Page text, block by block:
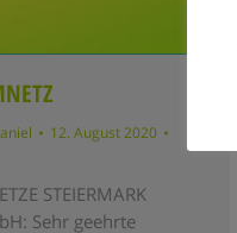
12. August 2020
STEIERMARK
Sehr geehrte